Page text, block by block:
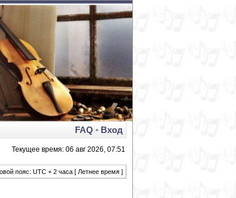
FAQ • Вход
Текущее время: 06 авг 2026, 07:51
пояс: UTC + 2 часа [ Летнее время ]